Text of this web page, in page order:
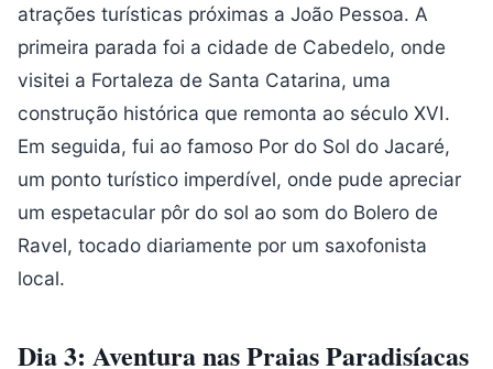
atrações turísticas próximas a João Pessoa. A
primeira parada foi a cidade de Cabedelo, onde
visitei a Fortaleza de Santa Catarina, uma
construção histórica que remonta ao século XVI.
Em seguida, fui ao famoso Por do Sol do Jacaré,
um ponto turístico imperdível, onde pude apreciar
um espetacular pôr do sol ao som do Bolero de
Ravel, tocado diariamente por um saxofonista
local.
Dia 3: Aventura nas Praias Paradisíacas